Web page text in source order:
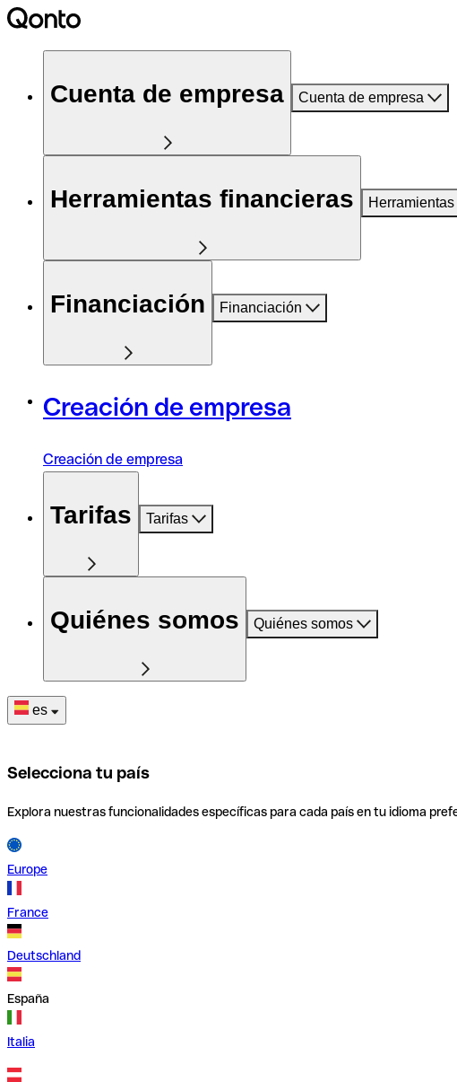
Cuenta de empresa Cuenta de empresa
Herramientas financieras
Financiación Financiación
Creación de empresa
Creación de empresa
Tarifas Tarifas
Quiénes somos Quiénes somos
es
Selecciona tu país
Explora nuestras funcionalidades específicas para cada país en tu idioma
Europe
France
Deutschland
España
Italia